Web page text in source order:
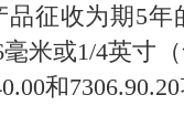
征收为期5年
米或1/4英寸
和